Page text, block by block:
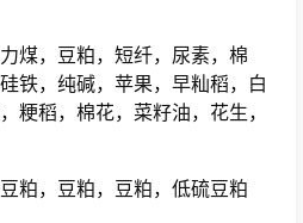
，豆粕，短纤，尿素，棉
铁，纯碱，苹果，早籼稻，白
粳稻，棉花，菜籽油，花生，
，豆粕，豆粕，低硫豆粕